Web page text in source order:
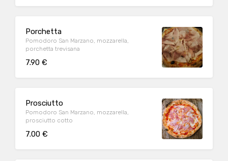
Porchetta
Pomodoro San Marzano, mozzarella,
porchetta trevisana
7.90 €
Prosciutto
Pomodoro San Marzano, mozzarella,
prosciutto cotto
7.00 €